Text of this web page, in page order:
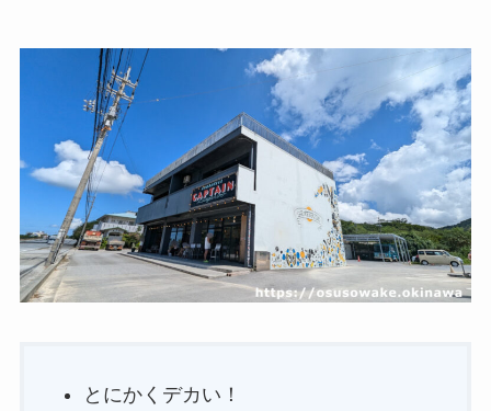
とにかくデカい！